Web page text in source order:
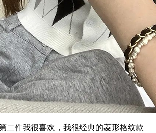
件我很喜欢，我很经典的菱形格纹款